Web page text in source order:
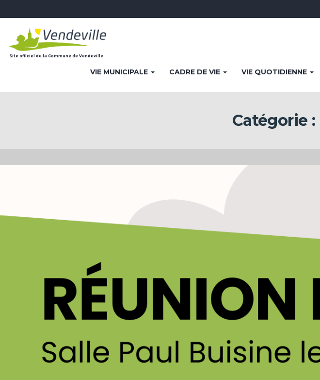
Site officiel de la Commune de Vendeville
VIE MUNICIPALE CADRE DE VIE VIE QUOTIDIENNE
Catégorie :